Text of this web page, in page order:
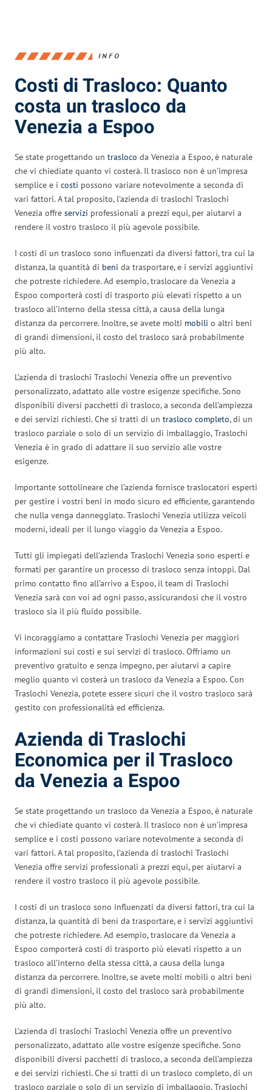
INFO
Costi di Trasloco: Quanto
costa un trasloco da
Venezia a Espoo
Se state progettando un trasloco da Venezia a Espoo, è naturale
che vi chiediate quanto vi costerà. Il trasloco non è un’impresa
semplice e i costi possono variare notevolmente a seconda di
vari fattori. A tal proposito, l’azienda di traslochi Traslochi
Venezia offre servizi professionali a prezzi equi, per aiutarvi a
rendere il vostro trasloco il più agevole possibile.
I costi di un trasloco sono influenzati da diversi fattori, tra cui la
distanza, la quantità di beni da trasportare, e i servizi aggiuntivi
che potreste richiedere. Ad esempio, traslocare da Venezia a
Espoo comporterà costi di trasporto più elevati rispetto a un
trasloco all’interno della stessa città, a causa della lunga
distanza da percorrere. Inoltre, se avete molti mobili o altri beni
di grandi dimensioni, il costo del trasloco sarà probabilmente
più alto.
L’azienda di traslochi Traslochi Venezia offre un preventivo
personalizzato, adattato alle vostre esigenze specifiche. Sono
disponibili diversi pacchetti di trasloco, a seconda dell’ampiezza
e dei servizi richiesti. Che si tratti di un trasloco completo, di un
trasloco parziale o solo di un servizio di imballaggio, Traslochi
Venezia è in grado di adattare il suo servizio alle vostre
esigenze.
Importante sottolineare che l’azienda fornisce traslocatori esperti
per gestire i vostri beni in modo sicuro ed efficiente, garantendo
che nulla venga danneggiato. Traslochi Venezia utilizza veicoli
moderni, ideali per il lungo viaggio da Venezia a Espoo.
Tutti gli impiegati dell’azienda Traslochi Venezia sono esperti e
formati per garantire un processo di trasloco senza intoppi. Dal
primo contatto fino all’arrivo a Espoo, il team di Traslochi
Venezia sarà con voi ad ogni passo, assicurandosi che il vostro
trasloco sia il più fluido possibile.
Vi incoraggiamo a contattare Traslochi Venezia per maggiori
informazioni sui costi e sui servizi di trasloco. Offriamo un
preventivo gratuito e senza impegno, per aiutarvi a capire
meglio quanto vi costerà un trasloco da Venezia a Espoo. Con
Traslochi Venezia, potete essere sicuri che il vostro trasloco sarà
gestito con professionalità ed efficienza.
Azienda di Traslochi
Economica per il Trasloco
da Venezia a Espoo
Se state progettando un trasloco da Venezia a Espoo, è naturale
che vi chiediate quanto vi costerà. Il trasloco non è un’impresa
semplice e i costi possono variare notevolmente a seconda di
vari fattori. A tal proposito, l’azienda di traslochi Traslochi
Venezia offre servizi professionali a prezzi equi, per aiutarvi a
rendere il vostro trasloco il più agevole possibile.
I costi di un trasloco sono influenzati da diversi fattori, tra cui la
distanza, la quantità di beni da trasportare, e i servizi aggiuntivi
che potreste richiedere. Ad esempio, traslocare da Venezia a
Espoo comporterà costi di trasporto più elevati rispetto a un
trasloco all’interno della stessa città, a causa della lunga
distanza da percorrere. Inoltre, se avete molti mobili o altri beni
di grandi dimensioni, il costo del trasloco sarà probabilmente
più alto.
L’azienda di traslochi Traslochi Venezia offre un preventivo
personalizzato, adattato alle vostre esigenze specifiche. Sono
disponibili diversi pacchetti di trasloco, a seconda dell’ampiezza
e dei servizi richiesti. Che si tratti di un trasloco completo, di un
trasloco parziale o solo di un servizio di imballaggio, Traslochi